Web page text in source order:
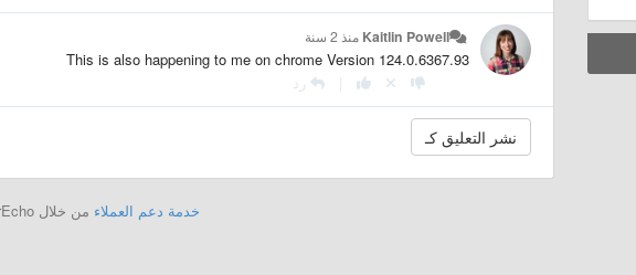
Kaitlin Powell منذ 2 سنة
This is also happening to me on chrome Version 124.0.6367.93
رد
خدمة دعم العملاء من خلال UserEcho